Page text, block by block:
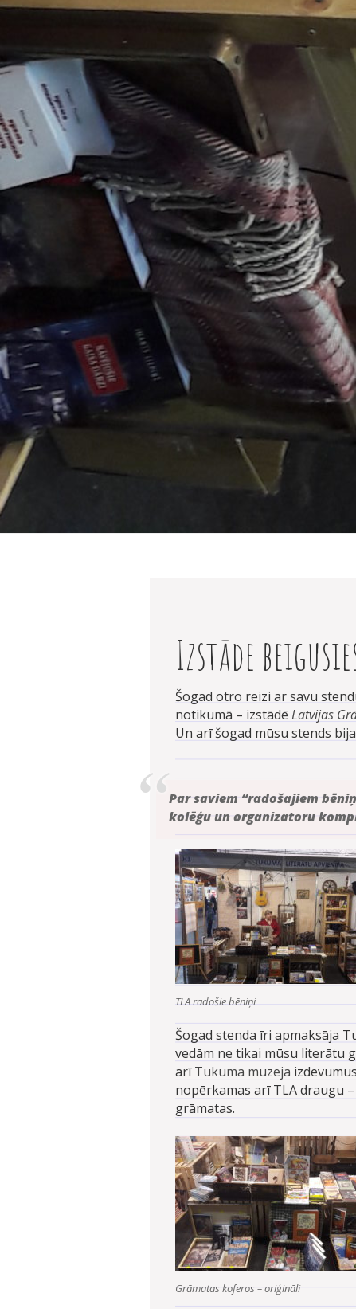
Izstāde
Šogad otro reizi ar savu
notikumā – izstādē Latvijas
Un arī šogad mūsu stends
Par saviem “radošajiem
kolēģu un organizatoru
TLA radošie bēniņi
Šogad stenda īri apmaksāja
vedām ne tikai mūsu literātu
arīTukuma muzeja
nopērkamas arī TLA draugu
grāmatas.
Grāmatas koferos – oriģināli